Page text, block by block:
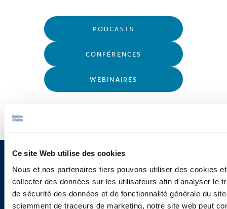
Ce site Web utilise des cookies
Nous et nos partenaires tiers pouvons utiliser des cookies
collecter des données sur les utilisateurs afin d'analyser le
de sécurité des données et de fonctionnalité générale du
sciemment de traceurs de marketing, notre site web peut
PODCASTS
CONFÉRENCES
WEBINAIRES
Vous souhaitez recevoir nos
newsletters, informations et